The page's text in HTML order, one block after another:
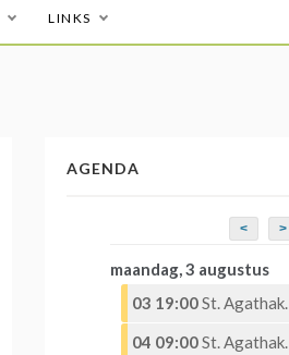
LINKS
AGENDA
< >
maandag, 3 augustus
03 19:00St. Agathakerk – Eucharistieviering – Eucharistische Aanbidding
04 09:00St. Agathakerk – Eucharistieviering – Eucharistische Aanbidding